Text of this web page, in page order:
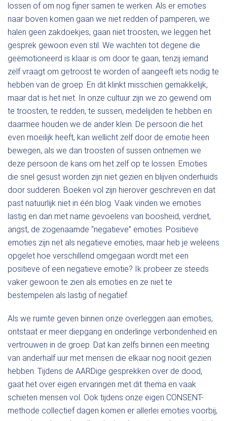
lossen of om nog fijner samen te werken. Als er emoties
naar boven komen gaan we niet redden of pamperen, we
halen geen zakdoekjes, gaan niet troosten, we leggen het
gesprek gewoon even stil. We wachten tot degene die
geëmotioneerd is klaar is om door te gaan, tenzij iemand
zelf vraagt om getroost te worden of aangeeft iets nodig te
hebben van de groep. En dit klinkt misschien gemakkelijk,
maar dat is het niet. In onze cultuur zijn we zo gewend om
te troosten, te redden, te sussen, medelijden te hebben en
daarmee houden we de ander klein. De persoon die het
even moeilijk heeft, kan wellicht zelf door de emotie heen
bewegen, als we dan troosten of sussen ontnemen we
deze persoon de kans om het zelf op te lossen. Emoties
die snel gesust worden zijn niet gezien en blijven onderhuids
door sudderen. Boeken vol zijn hierover geschreven en dat
past natuurlijk niet in één blog. Vaak vinden we emoties
lastig en dan met name gevoelens van boosheid, verdriet,
angst, de zogenaamde “negatieve” emoties. Positieve
emoties zijn net als negatieve emoties, maar heb je weleens
opgelet hoe verschillend omgegaan wordt met een
positieve of een negatieve emotie? Ik probeer ze steeds
vaker gewoon te zien als emoties en ze niet te
bestempelen als lastig of negatief.
Als we ruimte geven binnen onze overleggen aan emoties,
ontstaat er meer diepgang en onderlinge verbondenheid en
vertrouwen in de groep. Dat kan zelfs binnen een meeting
van anderhalf uur met mensen die elkaar nog nooit gezien
hebben. Tijdens de AARDige gesprekken over de dood,
gaat het over eigen ervaringen met dit thema en vaak
schieten mensen vol. Ook tijdens onze eigen CONSENT-
methode collectief dagen komen er allerlei emoties voorbij,